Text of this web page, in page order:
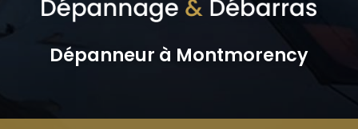
Dépanneur à Montmorency